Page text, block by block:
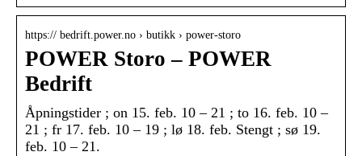
https:// bedrift.power.no › butikk › power-storo
POWER Storo – POWER
Bedrift
Åpningstider ; on 15. feb. 10 – 21 ; to 16. feb. 10 –
21 ; fr 17. feb. 10 – 19 ; lø 18. feb. Stengt ; sø 19.
feb. 10 – 21.